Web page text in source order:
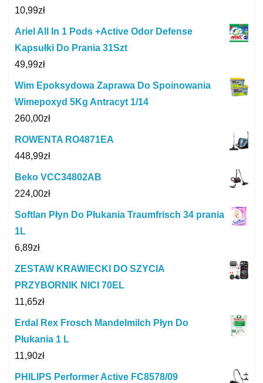
10,99zł
Ariel All In 1 Pods +Active Odor Defense
Kapsułki Do Prania 31Szt
49,99zł
Wim Epoksydowa Zaprawa Do Spoinowania
Wimepoxyd 5Kg Antracyt 1/14
260,00zł
ROWENTA RO4871EA
448,99zł
Beko VCC34802AB
224,00zł
Softlan Płyn Do Płukania Traumfrisch 34 prania
1L
6,89zł
ZESTAW KRAWIECKI DO SZYCIA
PRZYBORNIK NICI 70EL
11,65zł
Erdal Rex Frosch Mandelmilch Płyn Do
Płukania 1 L
11,90zł
PHILIPS Performer Active FC8578/09